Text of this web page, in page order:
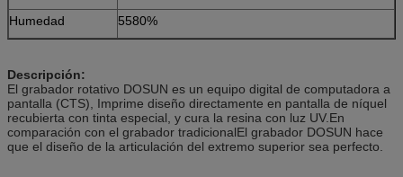
Humedad
55­80%
Descripción:
El grabador rotativo DOSUN es un equipo digital de computadora a
pantalla (CTS), Imprime diseño directamente en pantalla de níquel
recubierta con tinta especial, y cura la resina con luz UV.En
comparación con el grabador tradicionalEl grabador DOSUN hace
que el diseño de la articulación del extremo superior sea perfecto.